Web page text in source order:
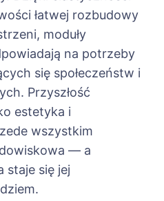
łatwej rozbudowy
moduły
na potrzeby
się społeczeństw i
Przyszłość
estetyka i
wszystkim
— a
staje się jej